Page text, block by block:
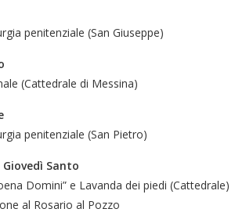
penitenziale (San Giuseppe)
(Cattedrale di Messina)
penitenziale (San Pietro)
Giovedì Santo
Domini” e Lavanda dei piedi (Cattedrale)
al Rosario al Pozzo